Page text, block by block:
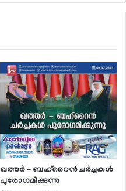
ഖത്തര്‍ – ബഹ്റൈന്‍ ചര്‍ച്ചകള്‍
പുരോഗമിക്കുന്നു